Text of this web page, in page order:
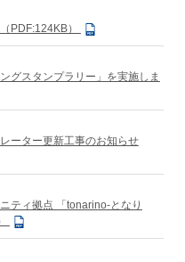
PDF:124KB）
グスタンプラリー」を実施しま
ーター更新工事のお知らせ
ティ拠点 「tonarino-となり